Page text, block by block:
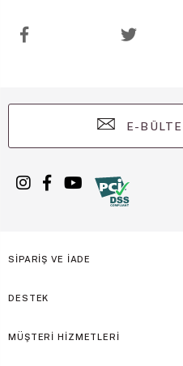
E-
SİPARİŞ VE İADE
DESTEK
MÜŞTERİ HİZMETLERİ